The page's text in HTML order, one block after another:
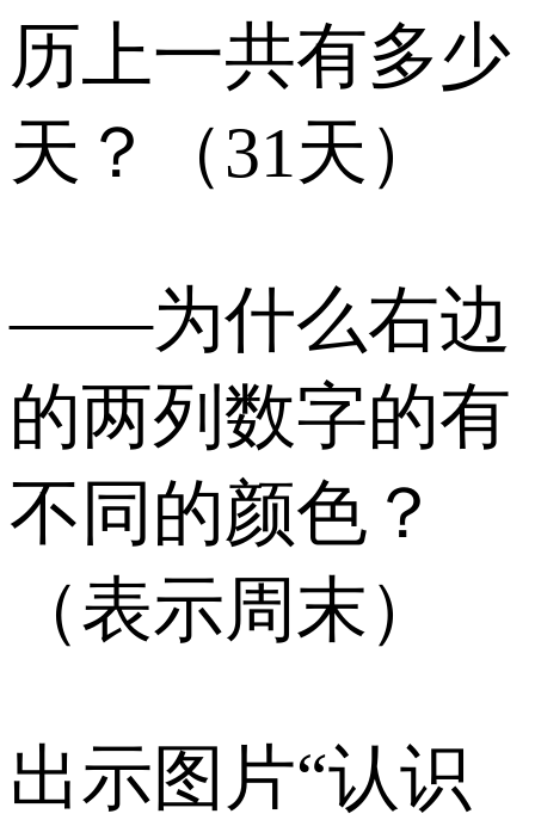
历上一共有多少
天？（31天）
——为什么右边
的两列数字的有
不同的颜色？
（表示周末）
出示图片“认识